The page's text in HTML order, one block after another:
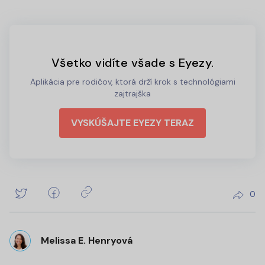
Všetko vidíte všade s Eyezy.
Aplikácia pre rodičov, ktorá drží krok s technológiami
zajtrajška
VYSKÚŠAJTE EYEZY TERAZ
0
Melissa E. Henryová